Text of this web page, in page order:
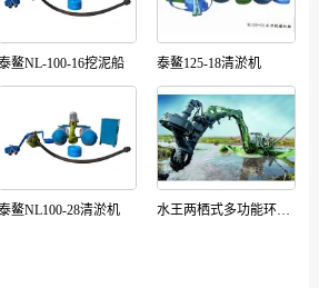
鳌NL-100-16挖泥船 泰鳌125-18清淤机
鳌NL100-28清淤机 水王两栖式多功能环保挖泥船—水底清淤